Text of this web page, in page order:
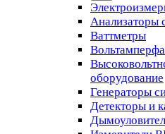
Анализаторы
Ваттметры
оборудование
Генераторы
Детекторы и